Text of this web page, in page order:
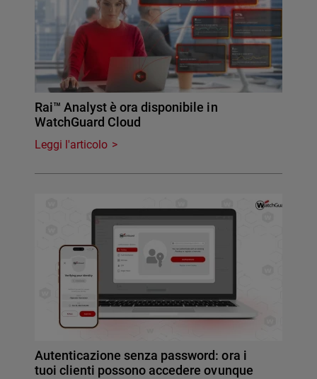
Rai™ Analyst è ora disponibile in
WatchGuard Cloud
Leggi l'articolo
Autenticazione senza password: ora i
tuoi clienti possono accedere ovunque